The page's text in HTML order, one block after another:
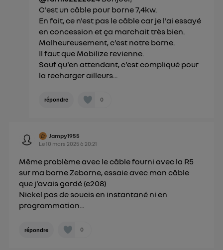
C'est un câble pour borne 7,4kw.
En fait, ce n'est pas le câble car je l'ai essayé
en concession et ça marchait très bien.
Malheureusement, c'est notre borne.
Il faut que Mobilize revienne.
Sauf qu'en attendant, c'est compliqué pour
la recharger ailleurs...
répondre 0
Jampy1955
Le10 mars 2025à 20:21
Même problème avec le câble fourni avec la R5
sur ma borne Zeborne, essaie avec mon câble
que j'avais gardé (e208)
Nickel pas de soucis en instantané ni en
programmation...
répondre 0